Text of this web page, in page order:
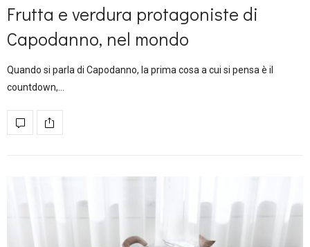
Frutta e verdura protagoniste di
Capodanno, nel mondo
Quando si parla di Capodanno, la prima cosa a cui si pensa è il
countdown,…